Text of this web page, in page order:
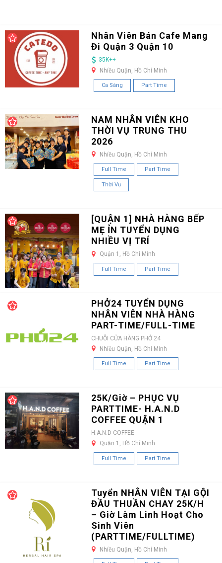
Nhân Viên Bán Cafe Mang
Đi Quận 3 Quận 10
35K++
Nhiều Quận, Hồ Chí Minh
Ca Sáng Part Time
NAM NHÂN VIÊN KHO
THỜI VỤ TRUNG THU
2026
Nhiều Quận, Hồ Chí Minh
Full Time Part Time
Thời Vụ
[QUẬN 1] NHÀ HÀNG BẾP
MẸ ỈN TUYỂN DỤNG
NHIỀU VỊ TRÍ
Quận 1, Hồ Chí Minh
Full Time Part Time
PHỞ24 TUYỂN DỤNG
NHÂN VIÊN NHÀ HÀNG
PART-TIME/FULL-TIME
CHUỖI CỬA HÀNG PHỞ 24
Nhiều Quận, Hồ Chí Minh
Full Time Part Time
25K/Giờ – PHỤC VỤ
PARTTIME- H.A.N.D
COFFEE QUẬN 1
H.A.N.D COFFEE
Quận 1, Hồ Chí Minh
Full Time Part Time
Tuyển NHÂN VIÊN TẠI GỘI
ĐẦU THUẦN CHAY 25K/H
– Giờ Làm Linh Hoạt Cho
Sinh Viên
(PARTTIME/FULLTIME)
Nhiều Quận, Hồ Chí Minh